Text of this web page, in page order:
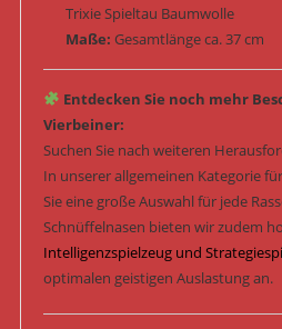
Trixie Spieltau Baumwolle
Maße: Gesamtlänge ca. 37 cm
Entdecken Sie noch mehr
Vierbeiner:
Suchen Sie nach weiteren
In unserer allgemeinen Kategorie für
Sie eine große Auswahl für jede
Schnüffelnasen bieten wir zudem
Intelligenzspielzeug und
optimalen geistigen Auslastung an.